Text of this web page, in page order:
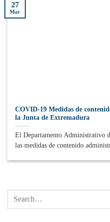
COVID-19 Medidas de
la Junta de Extremadura
El Departamento Administrativo
las medidas de contenido
27
Mar